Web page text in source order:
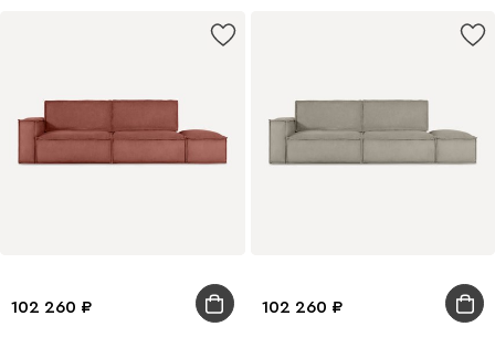
102 260 102 260